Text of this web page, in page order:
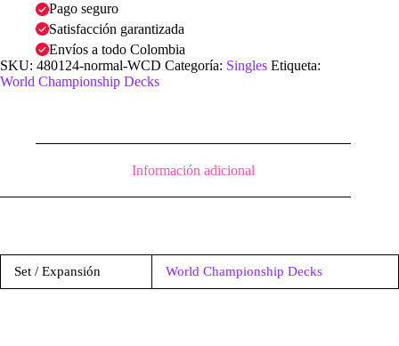
Pago seguro
Satisfacción garantizada
Envíos a todo Colombia
SKU: 480124-normal-WCD Categoría: Singles Etiqueta:
World Championship Decks
Información adicional
Set / Expansión World Championship Decks